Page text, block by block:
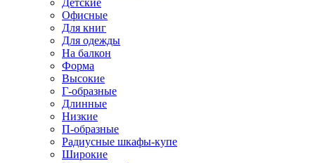
Детские
Офисные
Для книг
Для одежды
На балкон
Форма
Высокие
Г-образные
Длинные
Низкие
П-образные
Радиусные шкафы-купе
Широкие